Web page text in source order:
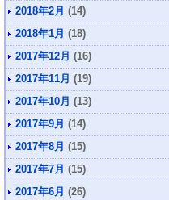
2018年2月 (14)
2018年1月 (18)
2017年12月 (16)
2017年11月 (19)
2017年10月 (13)
2017年9月 (14)
2017年8月 (15)
2017年7月 (15)
2017年6月 (26)